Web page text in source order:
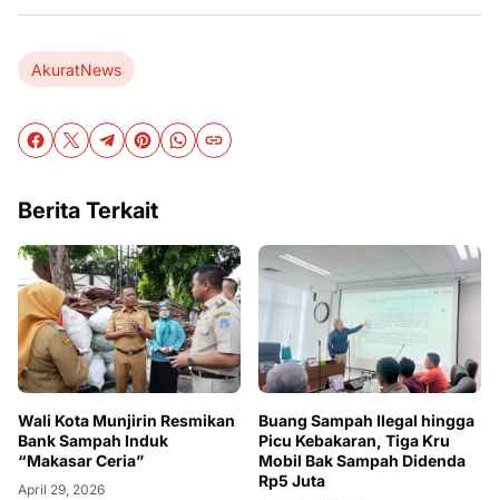
AkuratNews
Berita Terkait
Wali Kota Munjirin Resmikan
Bank Sampah Induk
“Makasar Ceria”
April 29, 2026
Buang Sampah Ilegal hingga
Picu Kebakaran, Tiga Kru
Mobil Bak Sampah Didenda
Rp5 Juta